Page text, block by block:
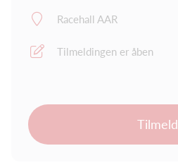
Racehall AAR
Tilmeldingen er åben
Tilmeld